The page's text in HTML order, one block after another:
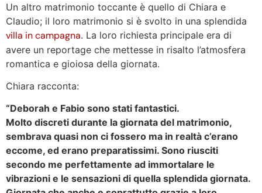
Un altro matrimonio toccante è quello di Chiara e
Claudio; il loro matrimonio si è svolto in una splendida
villa in campagna. La loro richiesta principale era di
avere un reportage che mettesse in risalto l’atmosfera
romantica e gioiosa della giornata.
Chiara racconta:
“Deborah e Fabio sono stati fantastici.
Molto discreti durante la giornata del matrimonio,
sembrava quasi non ci fossero ma in realtà c’erano
eccome, ed erano preparatissimi. Sono riusciti
secondo me perfettamente ad immortalare le
vibrazioni e le sensazioni di quella splendida giornata.